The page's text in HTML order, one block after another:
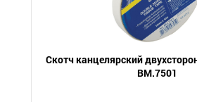
Скотч канцелярский
BM.7501